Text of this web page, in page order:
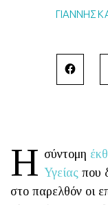
ΓΙΑΝΝΗΣ
Η σύντομη
Υγείας που
στο παρελθόν οι